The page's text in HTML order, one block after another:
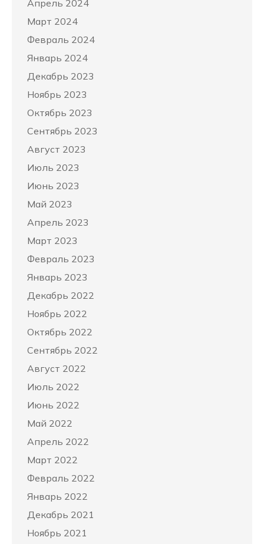
Апрель 2024
Март 2024
Февраль 2024
Январь 2024
Декабрь 2023
Ноябрь 2023
Октябрь 2023
Сентябрь 2023
Август 2023
Июль 2023
Июнь 2023
Май 2023
Апрель 2023
Март 2023
Февраль 2023
Январь 2023
Декабрь 2022
Ноябрь 2022
Октябрь 2022
Сентябрь 2022
Август 2022
Июль 2022
Июнь 2022
Май 2022
Апрель 2022
Март 2022
Февраль 2022
Январь 2022
Декабрь 2021
Ноябрь 2021